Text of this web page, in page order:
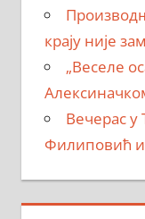
крају није
„Веселе
Вечерас
Филиповић